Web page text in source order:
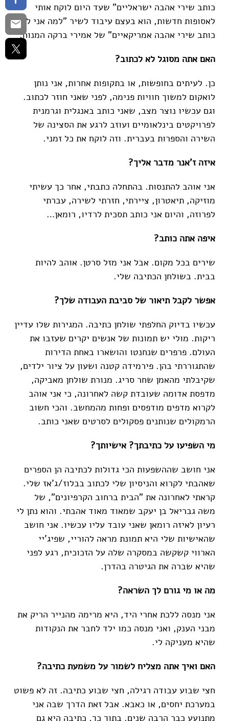
כותב שירי אהבה ישראליים" שעד היום לוקח אותי
לאסופות חדשות, הוא בעצם עיבוד לשיר "למה אני לא
כותב שירי אהבה אמריקאיים" של אמירי ברקה המנוח.
האם אתה מסוגל לא לכתוב?
כן. לעיתים בחופשות, או בתקופות אחרות, אני נותן
לואקום למשוך חוויות פנימה, לפני שאני חוזר לכתוב.
וגם עכשיו נוצר מצב, שאני כותב באנגלית וגרמנית
לפרויקטים בינלאומיים ועוזב לרגע את הסצינה של
השירה והספרות בעברית. וזה לוקח את כל זמני.
איזה ז'אנר מדבר אליך?
אני אוהב להתנסות. בהתחלה כתבתי, אחר כך עשיתי
מוזיקה, תיאטרון, ציירתי, חזרתי לשירה, עברתי
לפרוזה, והיום אני כותב תסכית לרדיו, רומאן…
איפה אתה כותב?
שירים בכל מקום. אבל אני מזל סרטן. אוהב להיות
בבית. בשולחן הכתיבה שלי.
אפשר לקבל תיאור של סביבת העבודה שלך?
עכשיו בדיוק החלפתי שולחן כתיבה. המגירות שלו עדיין
ריקות. מולי יש תמונות של אנשים יקרים שעזבו את
העולם. פרפרים שנחנטו והושארו באחת הדירות
שהתגוררתי בהן. פירמידה קטנה ושעון על ציור ילדים,
שקיבלתי מהאמן שחר סריג. מנורת שולחן מאביקה,
מדפסת אדומה שעובדת קשה לאחרונה, כי אני אוהב
לקרוא מדפים מודפסים ופחות מהמחשב. והכי חשוב
הרמקולים שנותנים פסקולים לסרטים שאני כותב.
מי השפיעו על כתיבתך? אישיותך?
אני חושב שההשפעות הכי גדולות לכתיבה הן הספרים
שאהבתי לקרוא והניסיון שלי לכתוב בבלוז/ג'אז שלי.
קראתי לאחרונה את "הבית ברחוב הקרפיונים", של
משה גבריאל בן יעקב שמאוד מאוד אהבתי. והוא נתן לי
רעיון לאיזה רומאן שאני עובד עליו עכשיו. אני חושב
שהאישיות שלי היא תמונת מראה להוריי, שפיג'יי
הארווי קשקשה במסקרה שלה על הזכוכית, רגע לפני
שהיא שברה את הגיטרה בהדרן.
מה או מי גורם לך השראה?
אני מנסה ללכת אחרי היד, היא מרימה מהנייר הריק את
מבני הענק, ואני מנסה כמו ילד לחבר את הנקודות
שהיא מעניקה לי.
האם ואיך אתה מצליח לשמור על משמעת כתיבה?
חצי שבוע עבודה רגילה, חצי שבוע כתיבה. זה לא פשוט
במערכת יחסים, או כאבא. אבל זאת הדרך שבה אני
מתנועע כבר הרבה שנים. בתוך כך, כתיבה היא גם